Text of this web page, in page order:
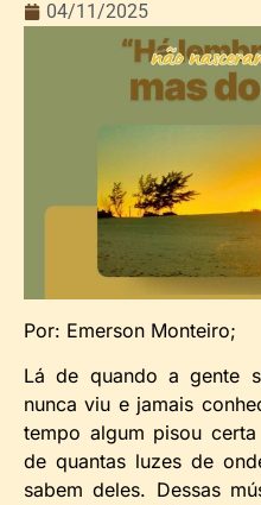
04/11/2025
Por: Emerson Monteiro;
Lá de quando a gente
nunca viu e jamais
tempo algum pisou
de quantas luzes de
sabem deles. Dessas